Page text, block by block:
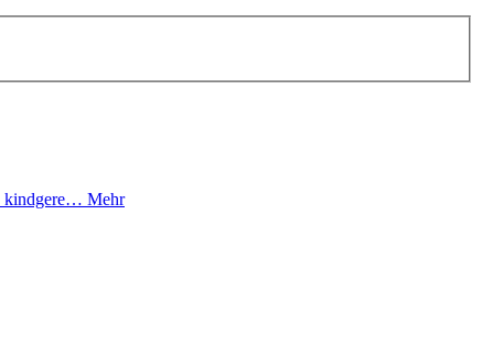
kindgere… Mehr